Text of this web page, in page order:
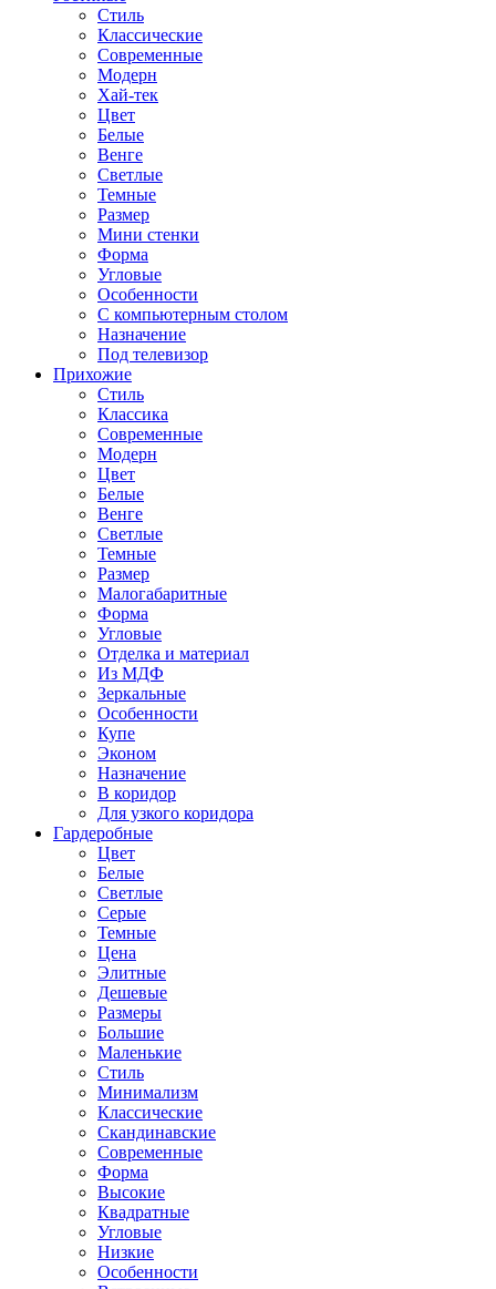
Стиль
Классические
Современные
Модерн
Хай-тек
Цвет
Белые
Венге
Светлые
Темные
Размер
Мини стенки
Форма
Угловые
Особенности
С компьютерным столом
Назначение
Под телевизор
Прихожие
Стиль
Классика
Современные
Модерн
Цвет
Белые
Венге
Светлые
Темные
Размер
Малогабаритные
Форма
Угловые
Отделка и материал
Из МДФ
Зеркальные
Особенности
Купе
Эконом
Назначение
В коридор
Для узкого коридора
Гардеробные
Цвет
Белые
Светлые
Серые
Темные
Цена
Элитные
Дешевые
Размеры
Большие
Маленькие
Стиль
Минимализм
Классические
Скандинавские
Современные
Форма
Высокие
Квадратные
Угловые
Низкие
Особенности